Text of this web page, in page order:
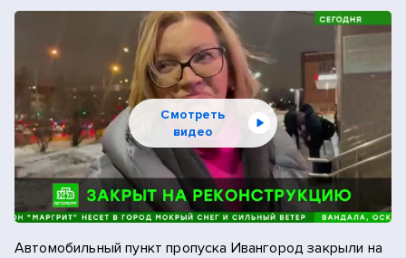
2013
2012
2011
2010
2009
Смотреть
видео
Автомобильный пункт пропуска Ивангород закрыли на